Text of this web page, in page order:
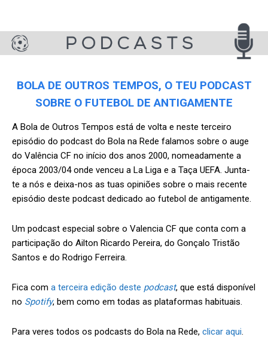
BOLA DE OUTROS TEMPOS, O TEU PODCAST
SOBRE O FUTEBOL DE ANTIGAMENTE
A Bola de Outros Tempos está de volta e neste terceiro
episódio do podcast do Bola na Rede falamos sobre o auge
do Valência CF no início dos anos 2000, nomeadamente a
época 2003/04 onde venceu a La Liga e a Taça UEFA. Junta-
te a nós e deixa-nos as tuas opiniões sobre o mais recente
episódio deste podcast dedicado ao futebol de antigamente.
Um podcast especial sobre o Valencia CF que conta com a
participação do Ailton Ricardo Pereira, do Gonçalo Tristão
Santos e do Rodrigo Ferreira.
Fica com a terceira edição deste podcast, que está disponível
no Spotify, bem como em todas as plataformas habituais.
Para veres todos os podcasts do Bola na Rede, clicar aqui.